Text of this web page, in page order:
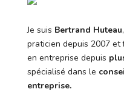
Je suis Bertrand Huteau,
praticien depuis 2007 et
en entreprise depuis
spécialisé dans le
entreprise.